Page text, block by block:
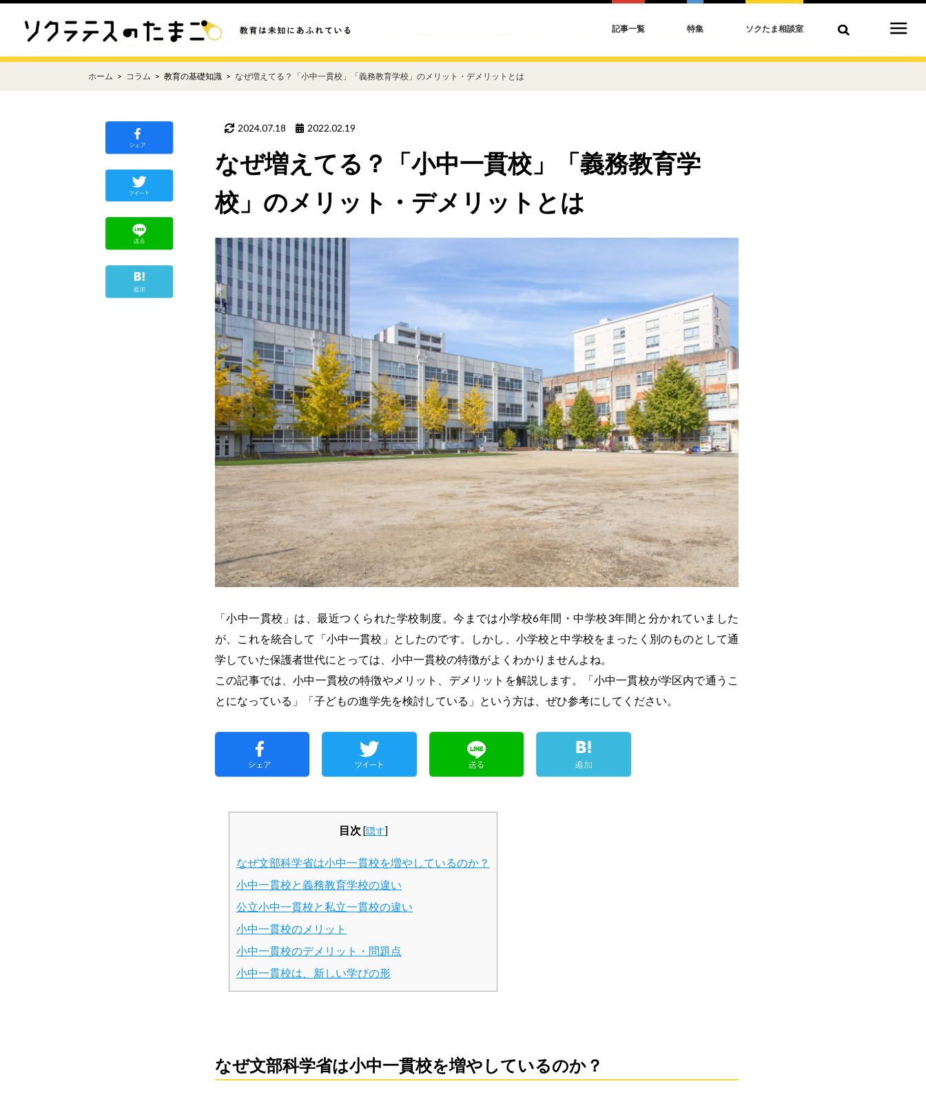
ホーム コラム 教育の基礎知識 なぜ増えてる？「小中一貫校」「義務教育学校」のメリット・デメリットとは
2024.07.18 2022.02.19
なぜ増えてる？「小中一貫校」「義務教育学
校」のメリット・デメリットとは
「小中一貫校」は、最近つくられた学校制度。今までは小学校6年間・中学校3年間と分かれていました
が、これを統合して「小中一貫校」としたのです。しかし、小学校と中学校をまったく別のものとして通
学していた保護者世代にとっては、小中一貫校の特徴がよくわかりませんよね。
この記事では、小中一貫校の特徴やメリット、デメリットを解説します。「小中一貫校が学区内で通うこ
とになっている」「子どもの進学先を検討している」という方は、ぜひ参考にしてください。
目次 [隠す]
なぜ文部科学省は小中一貫校を増やしているのか？
小中一貫校と義務教育学校の違い
公立小中一貫校と私立一貫校の違い
小中一貫校のメリット
小中一貫校のデメリット・問題点
小中一貫校は、新しい学びの形
なぜ文部科学省は小中一貫校を増やしているのか？
記事一覧 特集 ソクたま相談室